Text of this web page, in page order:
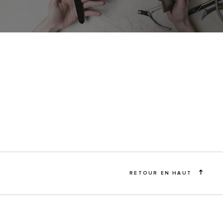
RETOUR EN HAUT